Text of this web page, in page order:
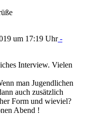
um 17:19 Uhr-
Interview. Vielen
man Jugendlichen
auch zusätzlich
Form und wieviel?
Abend !